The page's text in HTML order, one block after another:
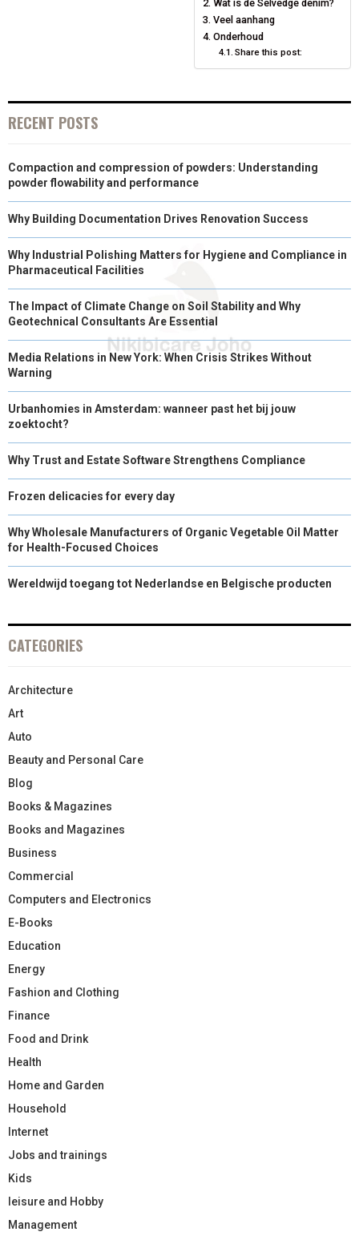
Wat is de Selvedge denim?
Veel aanhang
Onderhoud
Share this post:
RECENT POSTS
Compaction and compression of powders: Understanding
powder flowability and performance
Why Building Documentation Drives Renovation Success
Why Industrial Polishing Matters for Hygiene and Compliance in
Pharmaceutical Facilities
The Impact of Climate Change on Soil Stability and Why
Geotechnical Consultants Are Essential
Media Relations in New York: When Crisis Strikes Without
Warning
Urbanhomies in Amsterdam: wanneer past het bij jouw
zoektocht?
Why Trust and Estate Software Strengthens Compliance
Frozen delicacies for every day
Why Wholesale Manufacturers of Organic Vegetable Oil Matter
for Health-Focused Choices
Wereldwijd toegang tot Nederlandse en Belgische producten
CATEGORIES
Architecture
Art
Auto
Beauty and Personal Care
Blog
Books & Magazines
Books and Magazines
Business
Commercial
Computers and Electronics
E-Books
Education
Energy
Fashion and Clothing
Finance
Food and Drink
Health
Home and Garden
Household
Internet
Jobs and trainings
Kids
leisure and Hobby
Management